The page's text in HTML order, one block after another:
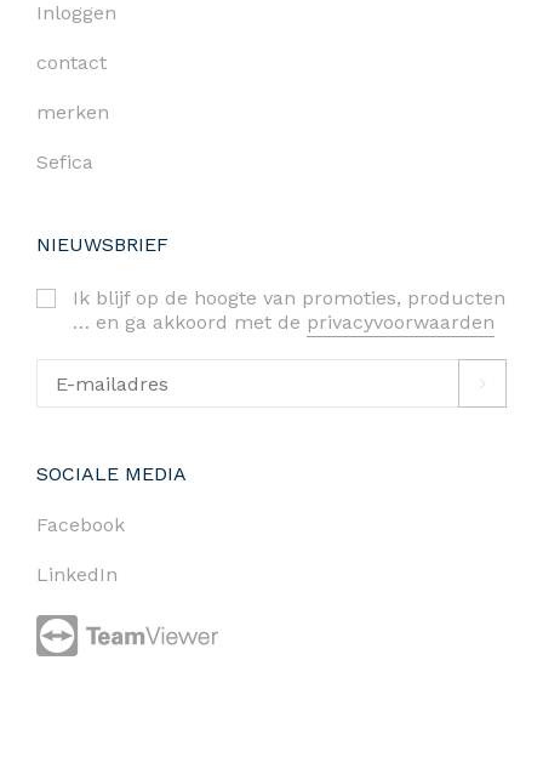
Inloggen
contact
merken
Sefica
NIEUWSBRIEF
Ik blijf op de hoogte van promoties, producten
… en ga akkoord met de privacyvoorwaarden
SOCIALE MEDIA
Facebook
LinkedIn